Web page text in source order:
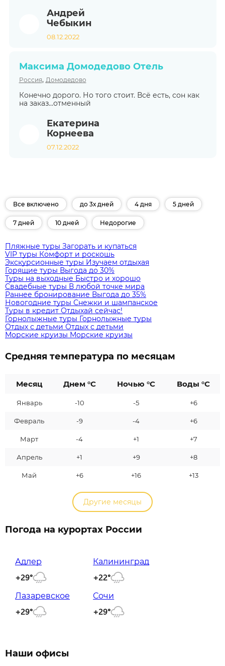
Андрей
Чебыкин
08.12.2022
Максима Домодедово Отель
Россия, Домодедово
Конечно дорого. Но того стоит. Всё есть, сон как
на заказ...отменный
Екатерина
Корнеева
07.12.2022
Все включено до 3х дней 4 дня 5 дней
7 дней 10 дней Недорогие
Пляжные туры Загорать и купаться
VIP туры Комфорт и роскошь
Экскурсионные туры Изучаем отдыхая
Горящие туры Выгода до 30%
Туры на выходные Быстро и хорошо
Свадебные туры В любой точке мира
Раннее бронирование Выгода до 35%
Новогодние туры Снежки и шампанское
Туры в кредит Отдыхай сейчас!
Горнолыжные туры Горнолыжные туры
Отдых с детьми Отдых с детьми
Морские круизы Морские круизы
Средняя температура по месяцам
Месяц Днем °C Ночью °C Воды °C
Январь -10 -5 +6
Февраль -9 -4 +6
Март -4 +1 +7
Апрель +1 +9 +8
Май +6 +16 +13
Другие месяцы
Погода на курортах России
Адлер
+29°
Калининград
+22°
Лазаревское
+29°
Сочи
+29°
Наши офисы